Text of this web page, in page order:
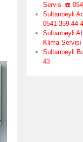
Servisi ☎️
Sultanbeyli
0541 359 44
Sultanbeyli
Klima
Sultanbeyli
43